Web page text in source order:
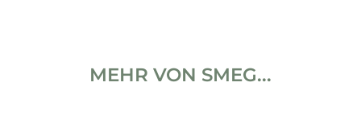
MEHR VON SMEG...